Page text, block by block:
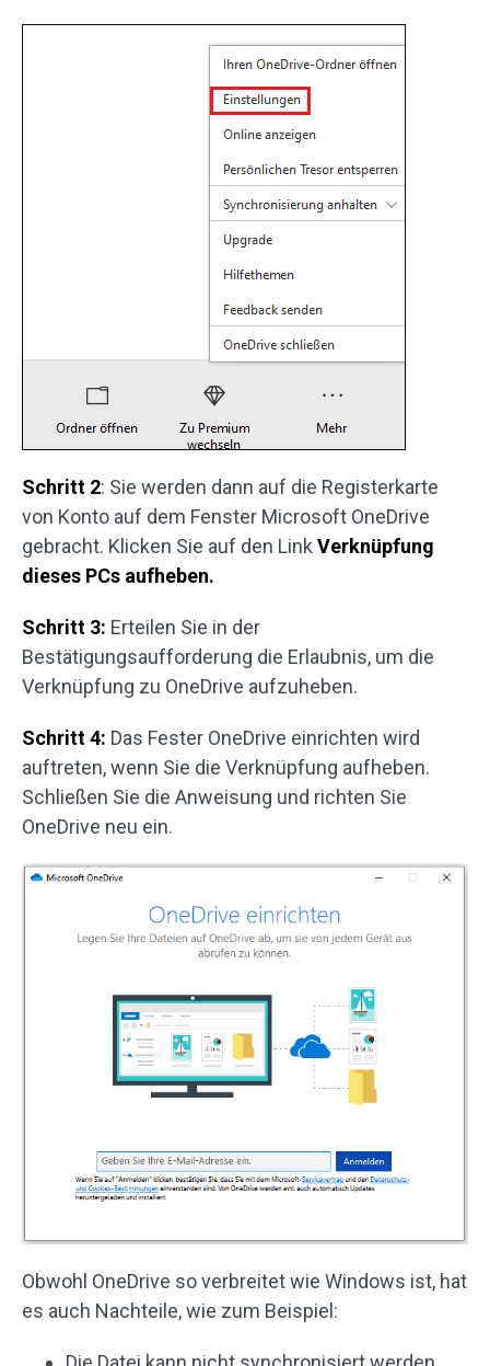
Schritt 2: Sie werden dann auf die Registerkarte
von Konto auf dem Fenster Microsoft OneDrive
gebracht. Klicken Sie auf den Link Verknüpfung
dieses PCs aufheben.
Schritt 3: Erteilen Sie in der
Bestätigungsaufforderung die Erlaubnis, um die
Verknüpfung zu OneDrive aufzuheben.
Schritt 4: Das Fester OneDrive einrichten wird
auftreten, wenn Sie die Verknüpfung aufheben.
Schließen Sie die Anweisung und richten Sie
OneDrive neu ein.
Obwohl OneDrive so verbreitet wie Windows ist, hat
es auch Nachteile, wie zum Beispiel: